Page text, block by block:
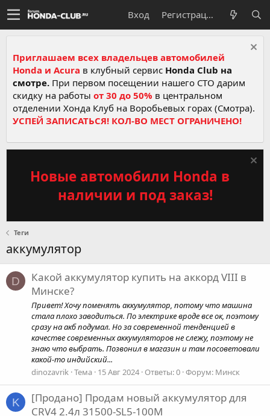
Вход Регистрация
Приглашаем всех владельцев автомобилей
Honda и Acura в клубный сервис Honda Club на
смотре. При первом посещении нашего СТО дарим
скидку на работы от 30 до 50% в центральном
отделении Хонда Клуб на Воробьевых горах (Смотра).
УСПЕЙ ЗАПИСАТЬСЯ! КОЛ-ВО МЕСТ ОГРАНИЧЕНО!
Новые автомобили Honda в
наличии и под заказ!
Теги
аккумулятор
D
Какой аккумулятор купить на аккорд VIII в
Минске?
Привет! Хочу поменять аккумулятор, потому что машина
стала плохо заводиться. По электрике вроде все ок, поэтому
сразу на акб подумал. Но за современной тенденцией в
качестве современных аккумуляторов не слежу, поэтому не
знаю что выбрать. Позвонил в магазин и там посоветовали
какой-то индийский...
dinozavrik Тема 15 Авг 2024 Ответы: 0 Форум: Минск
K
[Продано] Продам новый аккумулятор для
CRV4 2.4л 31500-SL5-100M